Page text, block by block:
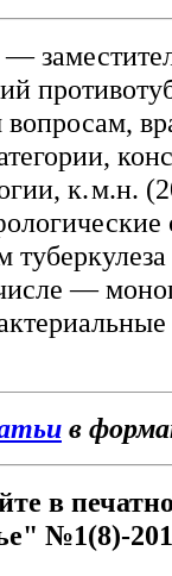
—
к. м.н.
—
в
в
№1(8)-